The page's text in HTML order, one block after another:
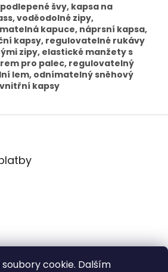
cookie. Dalším
švy, kapsa na
voděodolné zipy,
kapuce, náprsní kapsa,
kapsy, regulovatelné rukávy
zipy, elastické manžety s
pro palec, regulovatelný
lem, odnímatelný sněhový
kapsy